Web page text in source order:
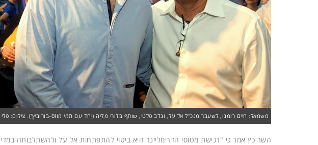
משמאל: חיים רומנו, לשעבר מנכ"ל אל על, ונדב פלטי, שותף בדורי מדיה (יחד עם תמי מוזס-בורוביץ'). צילום:
השר כץ אמר כי "רכישת מטוסי הדרימליינר היא ביטוי להתפתחות אל על ולהשתלבותה